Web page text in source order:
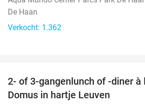
De Haan
Verkocht: 1.362
2- of 3-gangenlunch of -diner à
Domus in hartje Leuven